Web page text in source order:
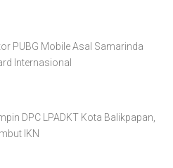
PUBG Mobile Asal Samarinda
Internasional
DPC LPADKT Kota Balikpapan,
IKN